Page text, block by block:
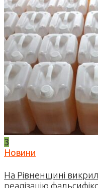
3
Новини
На Рівненщині
реалізацію